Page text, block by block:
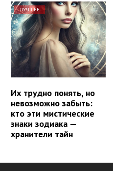
ЛУЧШЕЕ
Их трудно понять, но
невозможно забыть:
кто эти мистические
знаки зодиака —
хранители тайн